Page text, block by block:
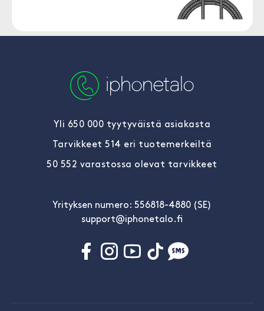
Yli 650 000 tyytyväistä asiakasta
Tarvikkeet 514 eri tuotemerkeiltä
50 552 varastossa olevat tarvikkeet
Yrityksen numero: 556818-4880 (SE)
support@iphonetalo.fi